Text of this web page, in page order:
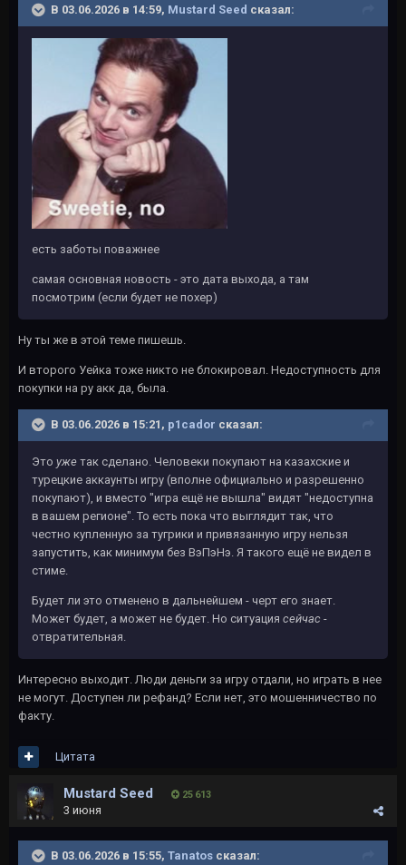
В 03.06.2026 в 14:59, Mustard Seed сказал:
есть заботы поважнее
самая основная новость - это дата выхода, а там
посмотрим (если будет не похер)
Ну ты же в этой теме пишешь.
И второго Уейка тоже никто не блокировал. Недоступность для
покупки на ру акк да, была.
В 03.06.2026 в 15:21, p1cador сказал:
Это уже так сделано. Человеки покупают на казахские и
турецкие аккаунты игру (вполне официально и разрешенно
покупают), и вместо "игра ещё не вышла" видят "недоступна
в вашем регионе". То есть пока что выглядит так, что
честно купленную за тугрики и привязанную игру нельзя
запустить, как минимум без ВэПэНэ. Я такого ещё не видел в
стиме.
Будет ли это отменено в дальнейшем - черт его знает.
Может будет, а может не будет. Но ситуация сейчас -
отвратительная.
Интересно выходит. Люди деньги за игру отдали, но играть в нее
не могут. Доступен ли рефанд? Если нет, это мошенничество по
факту.
Цитата
Mustard Seed 25 613
3 июня
В 03.06.2026 в 15:55, Tanatos сказал: